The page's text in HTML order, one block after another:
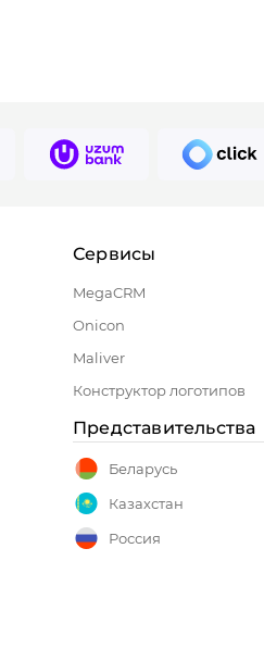
Сервисы
MegaCRM
Onicon
Maliver
Конструктор логотипов
Представительства
Беларусь
Казахстан
Россия